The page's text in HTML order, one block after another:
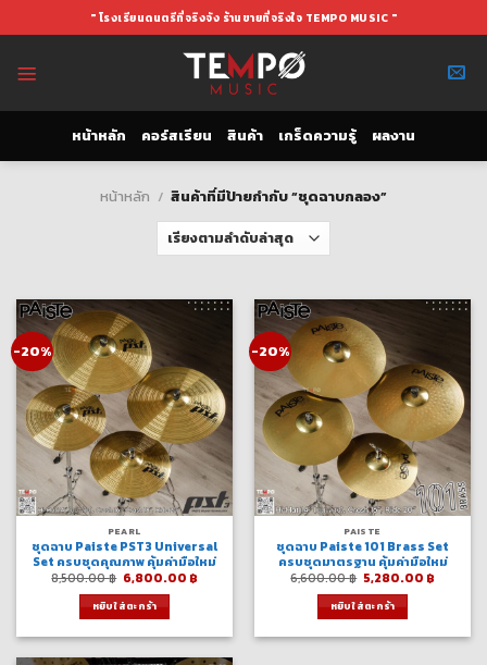
to
" โรงเรียนดนตรีที่จริงจัง ร้านขายที่จริงใจ TEMPO MUSIC "
หน้าหลัก คอร์สเรียน สินค้า เกร็ดความรู้ ผลงาน
หน้าหลัก / สินค้าที่มีป้ายกำกับ “ชุดฉาบกลอง”
-20%
PEARL
ชุดฉาบ Paiste PST3 Universal
Set ครบชุดคุณภาพ คุ้มค่ามือใหม่
8,500.00฿ Original
price
was:
8,500.00 ฿.
6,800.00 ฿Current
หยิบใส่ตะกร้า
-20%
PAISTE
ชุดฉาบ Paiste 101 Brass Set
ครบชุดมาตรฐาน คุ้มค่ามือใหม่
6,600.00฿ Original
price
was:
6,600.00 ฿.
5,280.00 ฿Current
หยิบใส่ตะกร้า